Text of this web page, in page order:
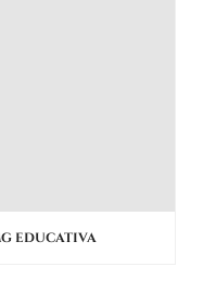
EDUCATIVA